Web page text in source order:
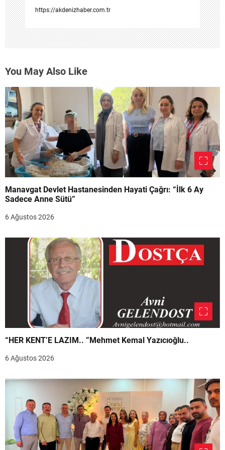
https://akdenizhaber.com.tr
You May Also Like
Manavgat Devlet Hastanesinden Hayati Çağrı: “İlk 6 Ay
Sadece Anne Sütü”
6 Ağustos 2026
“HER KENT’E LAZIM.. ”Mehmet Kemal Yazıcıoğlu..
6 Ağustos 2026